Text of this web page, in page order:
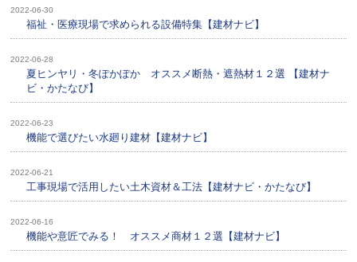
2022-06-30
福祉・医療現場で求められる設備特集【建材ナビ】
2022-06-28
夏ヒンヤリ・冬ぽかぽか オススメ断熱・遮熱材１２選 【建材ナ
ビ・かたなび】
2022-06-23
機能で選びたい水廻り建材【建材ナビ】
2022-06-21
工事現場で活用したい土木資材＆工法【建材ナビ・かたなび】
2022-06-16
機能や意匠でみる！ オススメ商材１２選【建材ナビ】